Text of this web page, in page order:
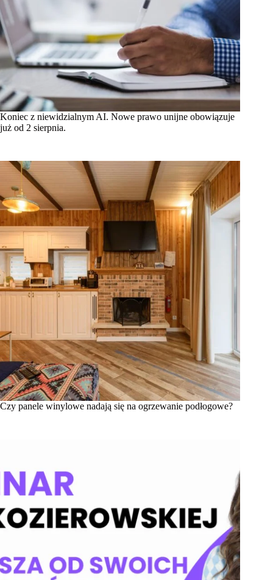
Koniec z niewidzialnym AI. Nowe prawo unijne obowiązuje
już od 2 sierpnia.
Czy panele winylowe nadają się na ogrzewanie podłogowe?